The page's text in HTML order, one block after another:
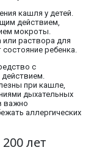
кашля у детей.
действием,
мокроты.
раствора для
состояние ребенка.
с
при кашле,
дыхательных
важно
аллергических
лет